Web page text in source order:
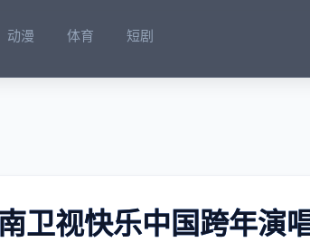
动漫 体育 短剧
视快乐中国跨年演